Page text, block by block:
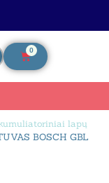
0
lapų
BOSCH GBL